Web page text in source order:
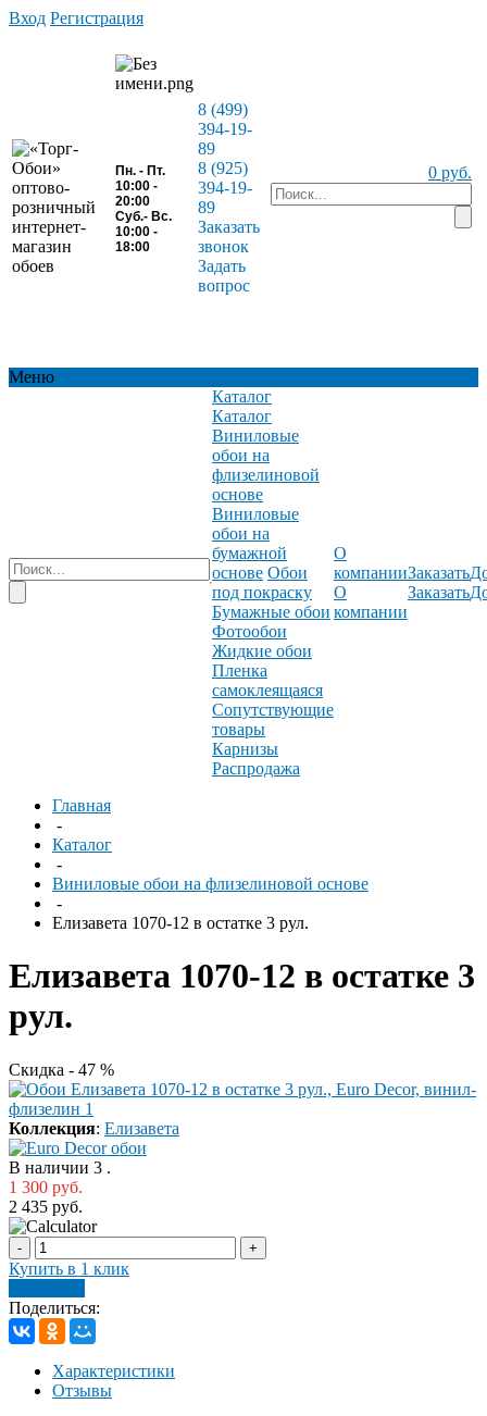
Вход Регистрация
Пн. - Пт.
10:00 -
20:00
Суб.- Вс.
10:00 -
18:00
8 (499)
394-19-
89
8 (925)
394-19-
89
Заказать
звонок
Задать
вопрос
0 руб.
Меню
Каталог
Каталог
Виниловые
обои на
флизелиновой
основе
Виниловые
обои на
бумажной
основе Обои
под покраску
Бумажные обои
Фотообои
Жидкие обои
Пленка
самоклеящаяся
Сопутствующие
товары
Карнизы
Распродажа
О
компании
О
компании
Заказать
Заказать
Главная
-
Каталог
-
Виниловые обои на флизелиновой основе
-
Елизавета 1070-12 в остатке 3 рул.
Елизавета 1070-12 в остатке 3
рул.
Скидка - 47 %
Коллекция: Елизавета
В наличии 3 .
1 300 руб.
2 435 руб.
- +
Купить в 1 клик
Поделиться:
Характеристики
Отзывы